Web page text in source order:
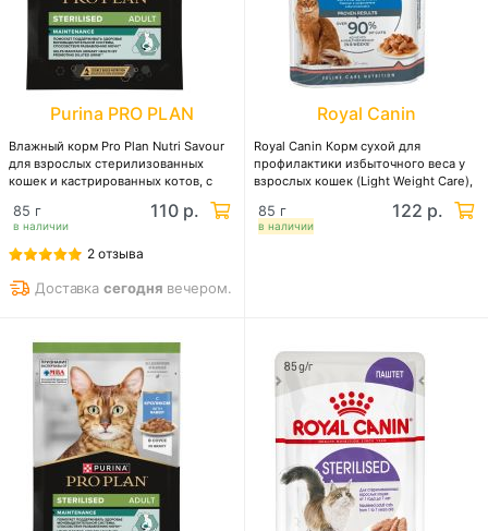
Purina PRO PLAN
Влажный корм Pro Plan Nutri Savour
для взрослых стерилизованных
кошек и кастрированных котов, с
в наличии
85 г 110 р.
2 отзыва
Доставкасегодня вечером.
Royal Canin
Royal Canin Корм сухой для
профилактики избыточного веса у
взрослых кошек (Light Weight Care),
в наличии
85 г 122 р.